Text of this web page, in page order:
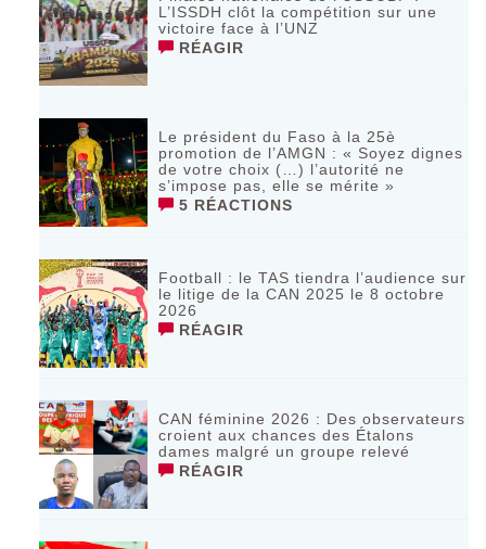
L’ISSDH clôt la compétition sur une
victoire face à l’UNZ
RÉAGIR
Le président du Faso à la 25è
promotion de l’AMGN : « Soyez dignes
de votre choix (…) l’autorité ne
s’impose pas, elle se mérite »
5 RÉACTIONS
Football : le TAS tiendra l’audience sur
le litige de la CAN 2025 le 8 octobre
2026
RÉAGIR
CAN féminine 2026 : Des observateurs
croient aux chances des Étalons
dames malgré un groupe relevé
RÉAGIR